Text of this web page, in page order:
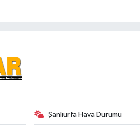
Şanlıurfa Hava Durumu